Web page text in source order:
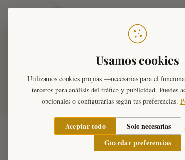
Usamos cookies
Utilizamos cookies propias —necesarias para el
terceros para análisis del tráfico y publicidad. Puedes
opcionales o configurarlas según tus preferencias.
Aceptar todo Solo necesarias
Guardar preferencias
Diccionario Musical
Cadencias
cadenciaes la fórmula
produce una sensación de